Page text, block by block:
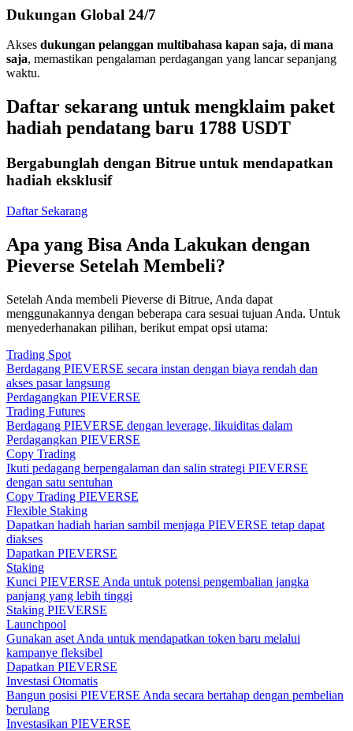
Dukungan Global 24/7
Akses dukungan pelanggan multibahasa kapan saja, di mana
saja, memastikan pengalaman perdagangan yang lancar sepanjang
waktu.
Daftar sekarang untuk mengklaim paket
hadiah pendatang baru 1788 USDT
Bergabunglah dengan Bitrue untuk mendapatkan
hadiah eksklusif
Daftar Sekarang
Apa yang Bisa Anda Lakukan dengan
Pieverse Setelah Membeli?
Setelah Anda membeli Pieverse di Bitrue, Anda dapat
menggunakannya dengan beberapa cara sesuai tujuan Anda. Untuk
menyederhanakan pilihan, berikut empat opsi utama:
Trading Spot
Berdagang PIEVERSE secara instan dengan biaya rendah dan
akses pasar langsung
Perdagangkan PIEVERSE
Trading Futures
Berdagang PIEVERSE dengan leverage, likuiditas dalam
Perdagangkan PIEVERSE
Copy Trading
Ikuti pedagang berpengalaman dan salin strategi PIEVERSE
dengan satu sentuhan
Copy Trading PIEVERSE
Flexible Staking
Dapatkan hadiah harian sambil menjaga PIEVERSE tetap dapat
diakses
Dapatkan PIEVERSE
Staking
Kunci PIEVERSE Anda untuk potensi pengembalian jangka
panjang yang lebih tinggi
Staking PIEVERSE
Launchpool
Gunakan aset Anda untuk mendapatkan token baru melalui
kampanye fleksibel
Dapatkan PIEVERSE
Investasi Otomatis
Bangun posisi PIEVERSE Anda secara bertahap dengan pembelian
berulang
Investasikan PIEVERSE